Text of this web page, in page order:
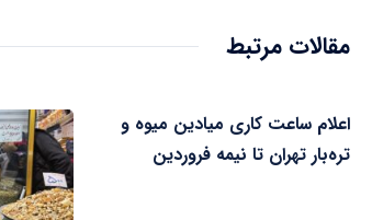
مقالات مرتبط
اعلام ساعت کاری میادین میوه و
تره‌بار تهران تا نیمه فروردین